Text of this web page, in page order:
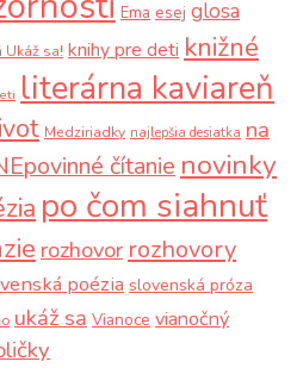
Ema esej glosa
Ukáž sa! knihy pre deti knižné
literárna kaviareň
Medziriadky najlepšia desiatka na
čítanie novinky
po čom siahnuť
rozhovor rozhovory
poézia slovenská próza
ukáž sa Vianoce vianočný